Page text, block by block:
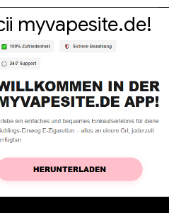
myvapesite.de!